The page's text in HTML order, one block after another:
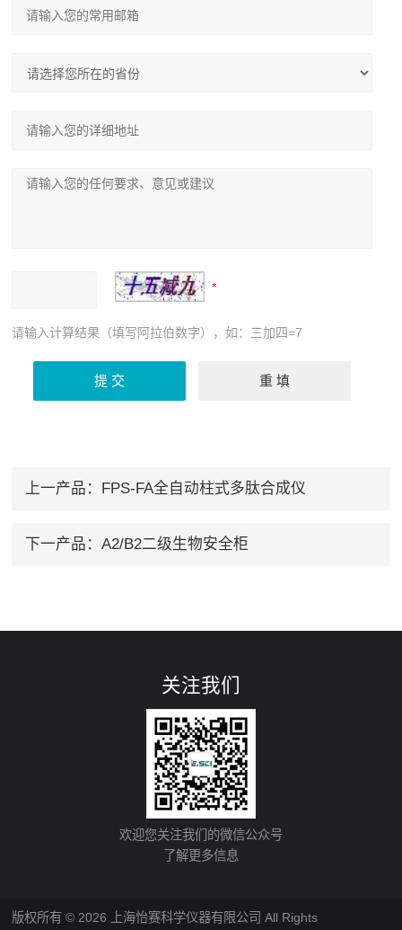
请输入计算结果（填写阿拉伯数字），如：三加四=7
上一产品： FPS-FA全自动柱式多肽合成仪
下一产品： A2/B2二级生物安全柜
关注我们
欢迎您关注我们的微信公众号
了解更多信息
版权所有 © 2026 上海怡赛科学仪器有限公司 All Rights